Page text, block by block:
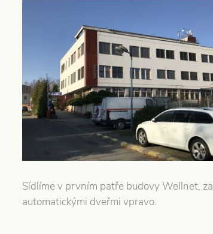
Sídlíme v prvním patře budovy Wellnet, za
automatickými dveřmi vpravo.